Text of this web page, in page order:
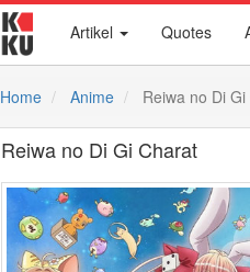
Artikel Quotes
Home Anime Reiwa no Di
Reiwa no Di Gi Charat